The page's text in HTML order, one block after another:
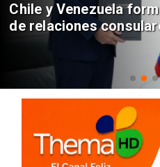
Chile y Venezuela
de relaciones